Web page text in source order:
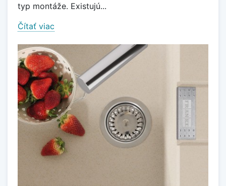
typ montáže. Existujú...
Čítať viac